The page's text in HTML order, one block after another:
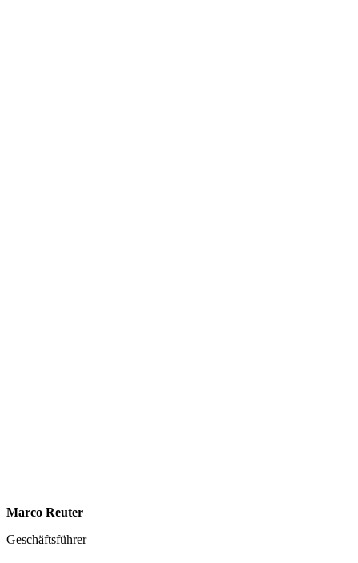
Marco Reuter
Geschäftsführer